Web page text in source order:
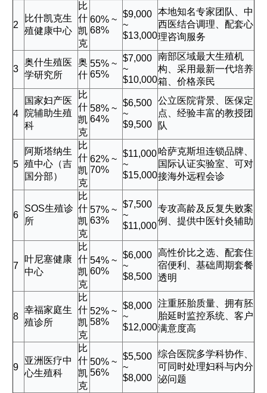
2
比什凯克生
殖健康中心
比
什
凯
克
60% ~
68%
$9,000
~
$13,000
本地知名专家团队、中
西医结合调理、配套心
理咨询服务
3
奥什生殖医
学研究所
奥
什
55% ~
65%
$7,000
~
$10,000
南部区域最大生殖机
构、采用最新一代培养
箱、价格亲民
4
国家妇产医
院辅助生殖
科
比
什
凯
克
58% ~
64%
$6,500
~
$9,500
公立医院背景、医保定
点、经验丰富的教授团
队
5
阿斯塔纳生
殖中心（吉
国分部）
比
什
凯
克
62% ~
70%
$11,000
~
$15,000
哈萨克斯坦连锁品牌、
国际认证实验室、可对
接海外远程会诊
6
SOS生殖诊
所
比
什
凯
克
57% ~
63%
$7,500
~
$11,000
专攻高龄及反复失败案
例、提供中医针灸辅助
7
叶尼塞健康
中心
比
什
凯
克
54% ~
60%
$6,000
~
$8,500
高性价比之选、配套住
宿便利、基础周期套餐
透明
8
幸福家庭生
殖诊所
比
什
凯
克
52% ~
58%
$8,000
~
$12,000
注重胚胎质量、拥有胚
胎延时监控系统、客户
满意度高
9
亚洲医疗中
心生殖科
比
什
凯
克
50% ~
56%
$5,500
~
$8,000
综合医院多学科协作、
可同时处理妇科与内分
泌问题